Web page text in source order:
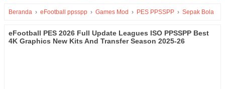
Beranda › eFootball ppsspp › Games Mod › PES PPSSPP › Sepak Bola
eFootball PES 2026 Full Update Leagues ISO PPSSPP Best
4K Graphics New Kits And Transfer Season 2025-26